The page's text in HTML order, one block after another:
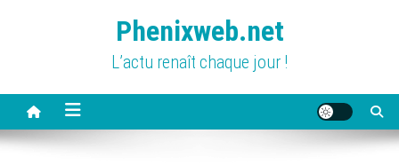
Phenixweb.net
L’actu renaît chaque jour !